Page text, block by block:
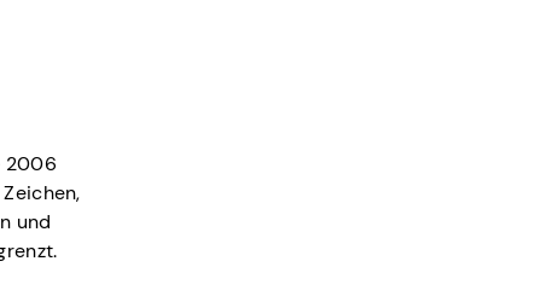
2006
und